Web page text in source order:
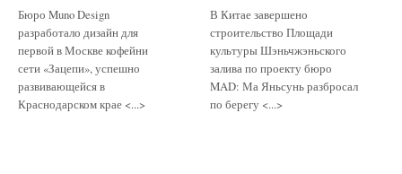
Бюро Muno Design
разработало дизайн для
первой в Москве кофейни
сети «Зацепи», успешно
развивающейся в
Краснодарском крае <...>
В Китае завершено
строительство Площади
культуры Шэньчжэньского
залива по проекту бюро
MAD: Ма Яньсунь разбросал
по берегу <...>